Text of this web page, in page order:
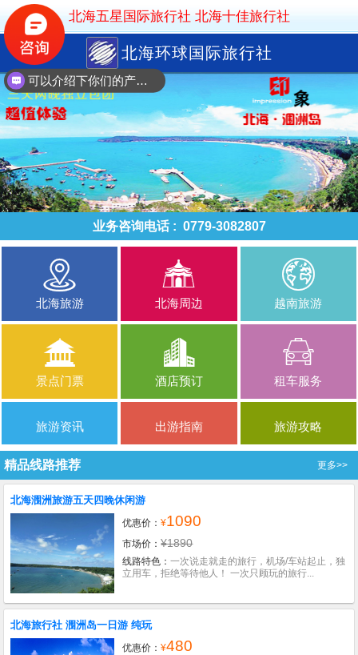
北海五星国际旅行社 北海十佳旅行社
北海环球国际旅行社
业务咨询电话 : 0779-3082807
北海旅游 北海周边 越南旅游
景点门票 酒店预订 租车服务
旅游资讯 出游指南 旅游攻略
精品线路推荐 更多>>
北海涠洲旅游五天四晚休闲游
优惠价：¥1090
市场价：¥1890
线路特色：一次说走就走的旅行，机场/车站起止，独
立用车，拒绝等待他人！ 一次只顾玩的旅行...
北海旅行社 涠洲岛一日游 纯玩
优惠价：¥480
可以介绍下你们的产品么？